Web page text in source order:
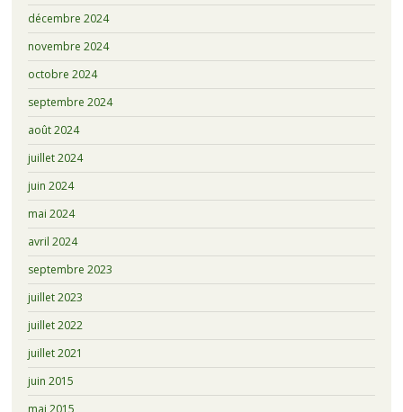
décembre 2024
novembre 2024
octobre 2024
septembre 2024
août 2024
juillet 2024
juin 2024
mai 2024
avril 2024
septembre 2023
juillet 2023
juillet 2022
juillet 2021
juin 2015
mai 2015